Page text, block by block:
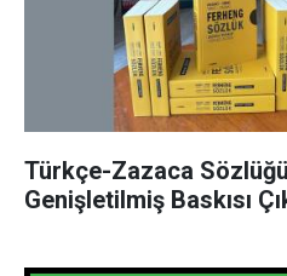
Türkçe-Zazaca
Genişletilmiş Baskısı